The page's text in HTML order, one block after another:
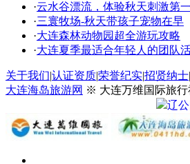
·云水谷漂流，体验秋天刺激第一
·三寰牧场-秋天带孩子宠物在早
·大连森林动物园超全游玩攻略
·大连夏季最适合年轻人的团队
关于我们|认证资质|荣誉纪实|招贤纳士|
大连海岛旅游网 ※ 大连万维国际旅行
辽